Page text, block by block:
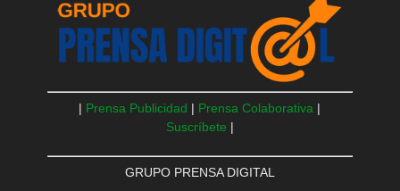
| Prensa Publicidad | Prensa Colaborativa |
Suscríbete |
GRUPO PRENSA DIGITAL